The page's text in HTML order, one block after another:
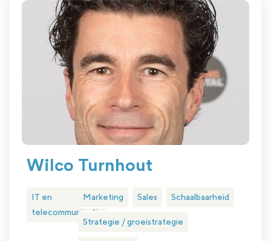
Wilco Turnhout
IT en
telecommunicatie
Marketing Sales Schaalbaarheid
Strategie / groeistrategie